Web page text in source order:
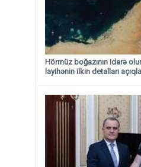
Hörmüz boğazının idarə
layihənin ilkin detalları